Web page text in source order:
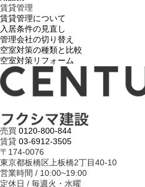
賃貸管理
賃貸管理について
入居条件の見直し
管理会社の切り替え
空室対策の種類と比較
空室対策リフォーム
売買 0120-800-844
賃貸 03-6912-3505
〒174-0076
東京都板橋区上板橋2丁目40-10
営業時間 / 10:00~19:00
定休日 / 毎週火・水曜